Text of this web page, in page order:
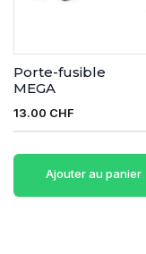
Porte-fusible
MEGA
13.00 CHF
Ajouter au panier